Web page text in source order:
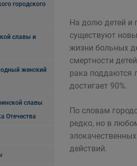
городского
славы и
женский
славы
Отечества
На долю детей и
существуют
жизни больных
смертности
рака поддаются
достигает 90%.
По словам
редко, но в
действий.